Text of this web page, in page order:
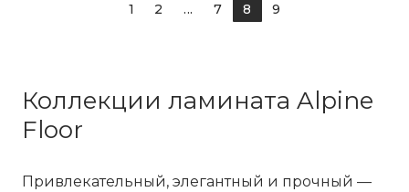
1 2 ... 7 8 9
Коллекции ламината Alpine
Floor
Привлекательный, элегантный и прочный —